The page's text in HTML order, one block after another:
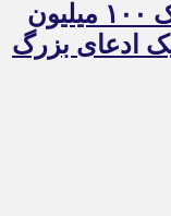
یک ساعت از زمان ایلان ماسک ۱۰۰ میلیون
ادعای بزرگ